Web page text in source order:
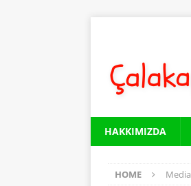
HAKKIMIZDA
HOME Media